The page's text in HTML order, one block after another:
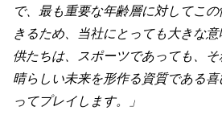
で、最も重要な年齢層に対してこ
きるため、当社にとっても大きな
供たちは、スポーツであっても、
晴らしい未来を形作る資質である
ってプレイします。」